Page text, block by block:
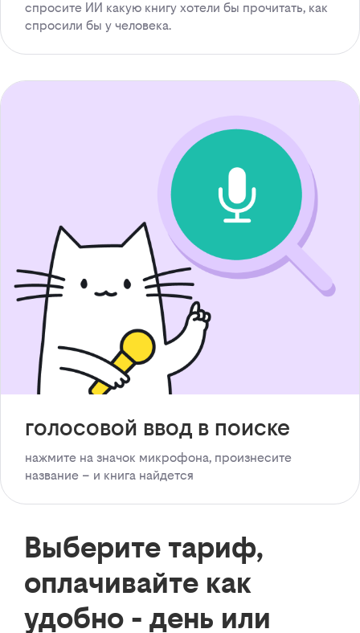
спросите ИИ какую книгу хотели бы прочитать, как
спросили бы у человека.
голосовой ввод в поиске
нажмите на значок микрофона, произнесите
название – и книга найдется
Выберите тариф,
оплачивайте как
удобно - день или